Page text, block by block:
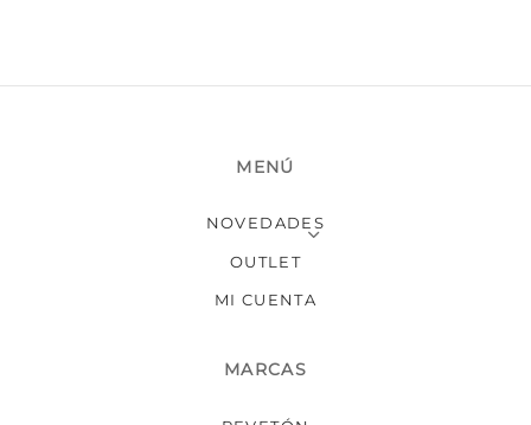
MENÚ
NOVEDADES
OUTLET
MI CUENTA
MARCAS